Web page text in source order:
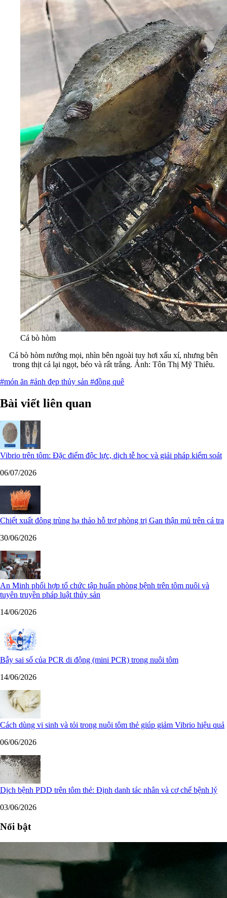
Cá bò hòm
Cá bò hòm nướng mọi, nhìn bên ngoài tuy hơi xấu xí, nhưng bên
trong thịt cá lại ngọt, béo và rất trắng. Ảnh: Tôn Thị Mỹ Thiêu.
#món ăn #ảnh đẹp thủy sản #đồng quê
Bài viết liên quan
Vibrio trên tôm: Đặc điểm độc lực, dịch tễ học và giải pháp kiểm soát
06/07/2026
Chiết xuất đông trùng hạ thảo hỗ trợ phòng trị Gan thận mủ trên cá tra
30/06/2026
An Minh phối hợp tổ chức tập huấn phòng bệnh trên tôm nuôi và
tuyên truyền pháp luật thủy sản
14/06/2026
Bẫy sai số của PCR di động (mini PCR) trong nuôi tôm
14/06/2026
Cách dùng vi sinh và tỏi trong nuôi tôm thẻ giúp giảm Vibrio hiệu quả
06/06/2026
Dịch bệnh PDD trên tôm thẻ: Định danh tác nhân và cơ chế bệnh lý
03/06/2026
Nổi bật